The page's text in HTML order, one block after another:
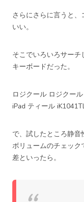
さらにさらに言うと
いい。
そこでいろいろサー
キーボードだった。
ロジクール ロジクー
iPad ティール
で、試したところ静
ボリュームのチェック
差といったら。